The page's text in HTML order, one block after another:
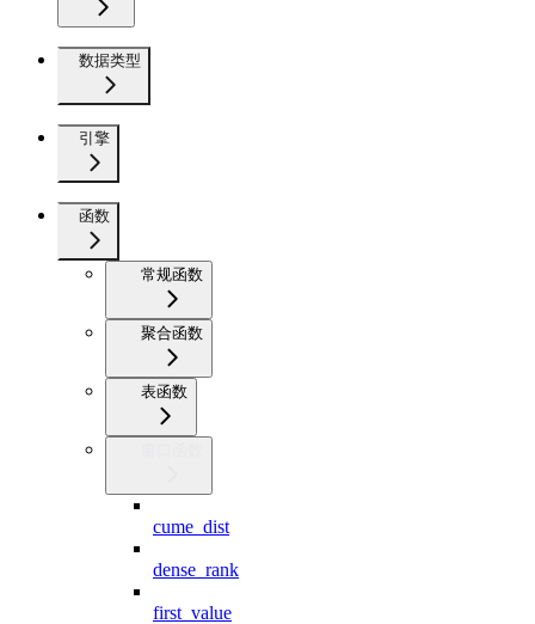
数据类型
引擎
函数
常规函数
聚合函数
表函数
cume_dist
dense_rank
first_value